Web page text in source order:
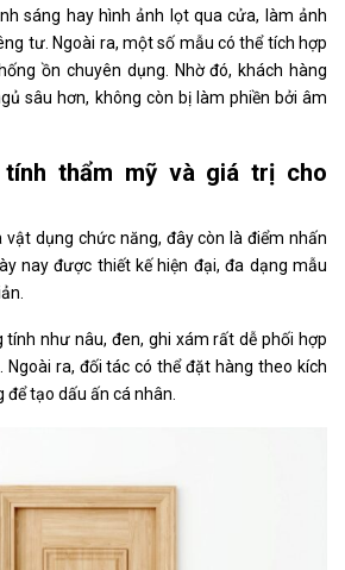
sáng hay hình ảnh lọt qua cửa, làm ảnh
tư. Ngoài ra, một số mẫu có thể tích hợp
ồn chuyên dụng. Nhờ đó, khách hàng
sâu hơn, không còn bị làm phiền bởi âm
tính thẩm mỹ và giá trị cho
vật dụng chức năng, đây còn là điểm nhấn
nay được thiết kế hiện đại, đa dạng mẫu
như nâu, đen, ghi xám rất dễ phối hợp
ra, đối tác có thể đặt hàng theo kích
tạo dấu ấn cá nhân.